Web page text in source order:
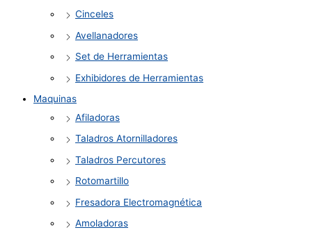
Cinceles
Avellanadores
Set de Herramientas
Exhibidores de Herramientas
Maquinas
Afiladoras
Taladros Atornilladores
Taladros Percutores
Rotomartillo
Fresadora Electromagnética
Amoladoras